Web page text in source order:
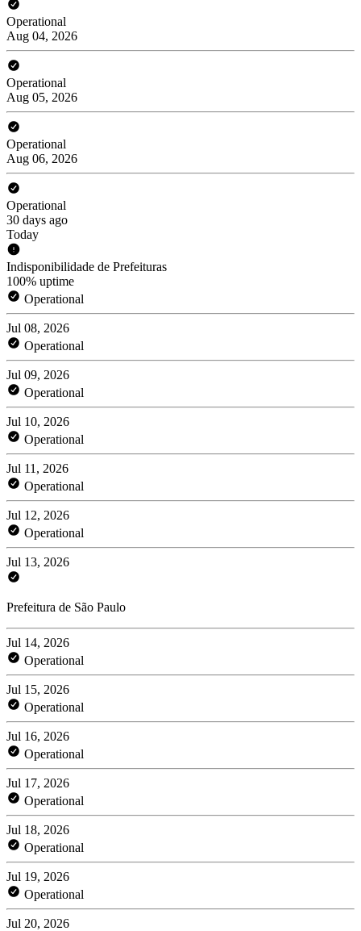
Operational
Aug 04, 2026
Operational
Aug 05, 2026
Operational
Aug 06, 2026
Operational
30 days ago
Today
Indisponibilidade de Prefeituras
100% uptime
Operational
Jul 08, 2026
Operational
Jul 09, 2026
Operational
Jul 10, 2026
Operational
Jul 11, 2026
Operational
Jul 12, 2026
Operational
Jul 13, 2026
Prefeitura de São Paulo
Jul 14, 2026
Operational
Jul 15, 2026
Operational
Jul 16, 2026
Operational
Jul 17, 2026
Operational
Jul 18, 2026
Operational
Jul 19, 2026
Operational
Jul 20, 2026